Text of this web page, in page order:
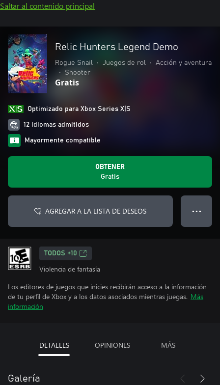
Saltar al contenido principal
Relic Hunters Legend Demo
Rogue Snail • Juegos de rol •
Acción y aventura
•
Shooter
Gratis
Optimizado para Xbox Series X|S
12 idiomas admitidos
Mayormente compatible
OBTENER
Gratis
AGREGAR A LA LISTA DE DESEOS ● ● ●
TODOS +10
Violencia de fantasía
Los editores de juegos que inicies recibirán acceso a la información
de tu perfil de Xbox y a los datos asociados mientras juegas. Más
información
DETALLES OPINIONES MÁS
Galería